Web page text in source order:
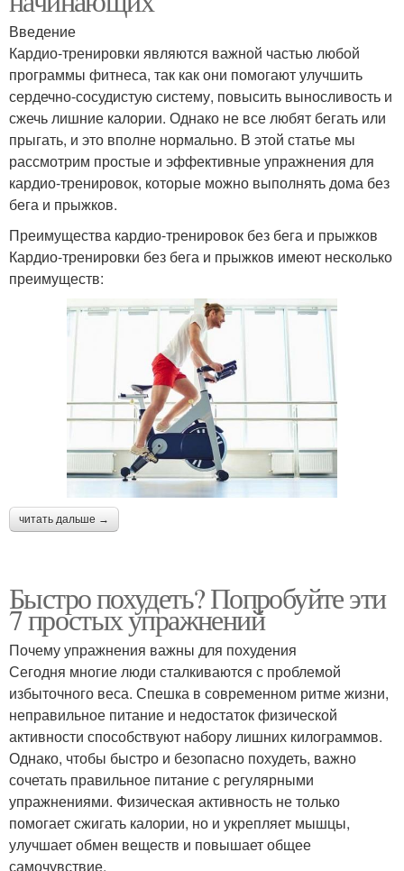
Введение
Кардио-тренировки являются важной частью любой
программы фитнеса, так как они помогают улучшить
сердечно-сосудистую систему, повысить выносливость и
сжечь лишние калории. Однако не все любят бегать или
прыгать, и это вполне нормально. В этой статье мы
рассмотрим простые и эффективные упражнения для
кардио-тренировок, которые можно выполнять дома без
бега и прыжков.
Преимущества кардио-тренировок без бега и прыжков
Кардио-тренировки без бега и прыжков имеют несколько
преимуществ:
читать дальше →
Быстро похудеть? Попробуйте эти
7 простых упражнений
Почему упражнения важны для похудения
Сегодня многие люди сталкиваются с проблемой
избыточного веса. Спешка в современном ритме жизни,
неправильное питание и недостаток физической
активности способствуют набору лишних килограммов.
Однако, чтобы быстро и безопасно похудеть, важно
сочетать правильное питание с регулярными
упражнениями. Физическая активность не только
помогает сжигать калории, но и укрепляет мышцы,
улучшает обмен веществ и повышает общее
самочувствие.